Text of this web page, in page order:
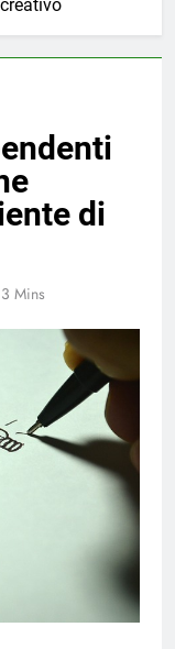
di
3 Mins